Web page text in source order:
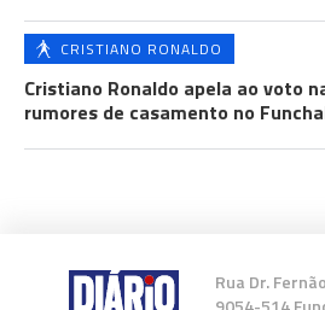
CRISTIANO RONALDO
Cristiano Ronaldo apela ao voto
rumores de casamento no
Rua Dr.